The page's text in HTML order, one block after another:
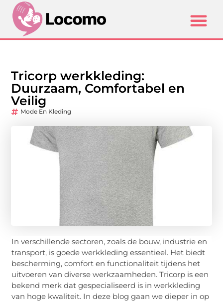
Tricorp werkkleding:
Duurzaam, Comfortabel en
Veilig
Mode En Kleding
In verschillende sectoren, zoals de bouw, industrie en
transport, is goede werkkleding essentieel. Het biedt
bescherming, comfort en functionaliteit tijdens het
uitvoeren van diverse werkzaamheden. Tricorp is een
bekend merk dat gespecialiseerd is in werkkleding
van hoge kwaliteit. In deze blog gaan we dieper in op